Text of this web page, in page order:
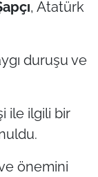
, Atatürk
duruşu ve
ile ilgili bir
önemini